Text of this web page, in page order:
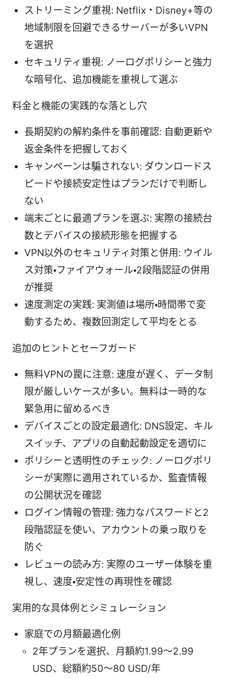
ストリーミング重視: Netflix・Disney+等の
地域制限を回避できるサーバーが多いVPN
を選択
セキュリティ重視: ノーログポリシーと強力
な暗号化、追加機能を重視して選ぶ
料金と機能の実践的な落とし穴
長期契約の解約条件を事前確認: 自動更新や
返金条件を把握しておく
キャンペーンは騙されない: ダウンロードス
ピードや接続安定性はプランだけで判断し
ない
端末ごとに最適プランを選ぶ: 実際の接続台
数とデバイスの接続形態を把握する
VPN以外のセキュリティ対策と併用: ウイル
ス対策・ファイアウォール・2段階認証の併用
が推奨
速度測定の実践: 実測値は場所・時間帯で変
動するため、複数回測定して平均をとる
追加のヒントとセーフガード
無料VPNの罠に注意: 速度が遅く、データ制
限が厳しいケースが多い。無料は一時的な
緊急用に留めるべき
デバイスごとの設定最適化: DNS設定、キル
スイッチ、アプリの自動起動設定を適切に
ポリシーと透明性のチェック: ノーログポリ
シーが実際に適用されているか、監査情報
の公開状況を確認
ログイン情報の管理: 強力なパスワードと2
段階認証を使い、アカウントの乗っ取りを
防ぐ
レビューの読み方: 実際のユーザー体験を重
視し、速度・安定性の再現性を確認
実用的な具体例とシミュレーション
家庭での月額最適化例
2年プランを選択、月額約1.99〜2.99
USD、総額約50〜80 USD/年